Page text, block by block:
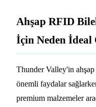
Ahşap RFID
İçin Neden İdeal
Thunder Valley'in
önemli faydalar
premium malzemeler